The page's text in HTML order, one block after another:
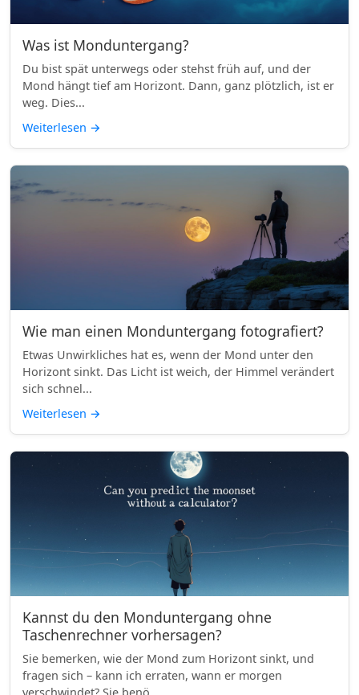
Was ist Monduntergang?
Du bist spät unterwegs oder stehst früh auf, und der
Mond hängt tief am Horizont. Dann, ganz plötzlich, ist er
weg. Dies...
Weiterlesen →
Wie man einen Monduntergang fotografiert?
Etwas Unwirkliches hat es, wenn der Mond unter den
Horizont sinkt. Das Licht ist weich, der Himmel verändert
sich schnel...
Weiterlesen →
Kannst du den Monduntergang ohne
Taschenrechner vorhersagen?
Sie bemerken, wie der Mond zum Horizont sinkt, und
fragen sich – kann ich erraten, wann er morgen